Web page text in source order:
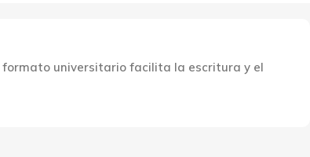
formato universitario facilita la escritura y el